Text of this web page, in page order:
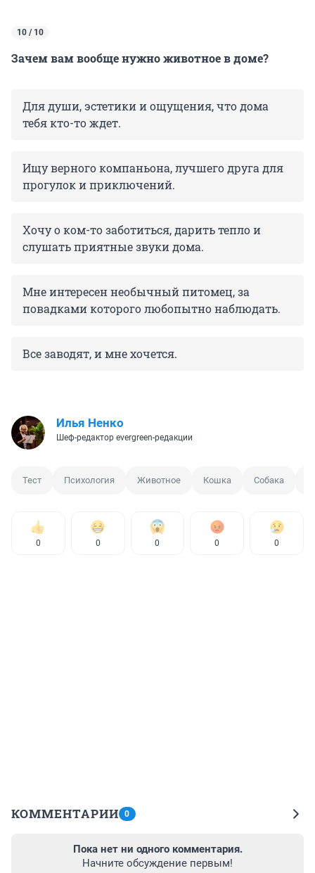
10 / 10
Зачем вам вообще нужно животное в доме?
Для души, эстетики и ощущения, что дома
тебя кто-то ждет.
Ищу верного компаньона, лучшего друга для
прогулок и приключений.
Хочу о ком-то заботиться, дарить тепло и
слушать приятные звуки дома.
Мне интересен необычный питомец, за
повадками которого любопытно наблюдать.
Все заводят, и мне хочется.
Илья Ненко
Шеф-редактор evergreen-редакции
Тест Психология Животное Кошка Собака
0 0 0 0 0
КОММЕНТАРИИ 0
Пока нет ни одного комментария.
Начните обсуждение первым!